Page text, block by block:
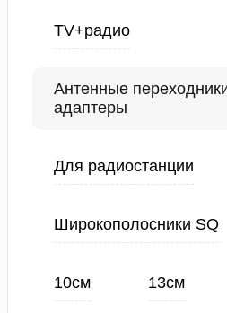
TV+радио
Антенные
адаптеры
Для радиостанции
Широкополосники SQ
10см 13см